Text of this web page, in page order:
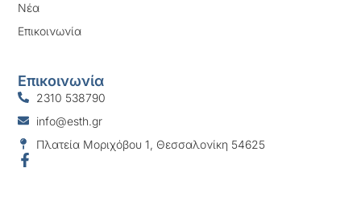
Νέα
Επικοινωνία
Επικοινωνία
2310 538790
info@esth.gr
Πλατεία Μοριχόβου 1, Θεσσαλονίκη 54625